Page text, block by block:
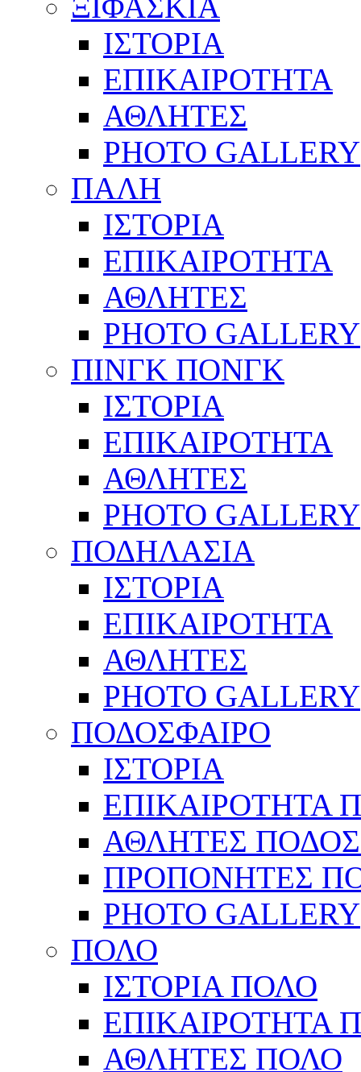
ΙΣΤΟΡΙΑ
ΕΠΙΚΑΙΡΟΤΗΤΑ
ΑΘΛΗΤΕΣ
PHOTO GALLERY
ΠΑΛΗ
ΙΣΤΟΡΙΑ
ΕΠΙΚΑΙΡΟΤΗΤΑ
ΑΘΛΗΤΕΣ
PHOTO GALLERY
ΠΙΝΓΚ ΠΟΝΓΚ
ΙΣΤΟΡΙΑ
ΕΠΙΚΑΙΡΟΤΗΤΑ
ΑΘΛΗΤΕΣ
PHOTO GALLERY
ΠΟΔΗΛΑΣΙΑ
ΙΣΤΟΡΙΑ
ΕΠΙΚΑΙΡΟΤΗΤΑ
ΑΘΛΗΤΕΣ
PHOTO GALLERY
ΠΟΔΟΣΦΑΙΡΟ
ΙΣΤΟΡΙΑ
ΕΠΙΚΑΙΡΟΤΗΤΑ
ΑΘΛΗΤΕΣ
ΠΡΟΠΟΝΗΤΕΣ
PHOTO GALLERY
ΠΟΛΟ
ΙΣΤΟΡΙΑ ΠΟΛΟ
ΕΠΙΚΑΙΡΟΤΗΤΑ
ΑΘΛΗΤΕΣ ΠΟΛΟ